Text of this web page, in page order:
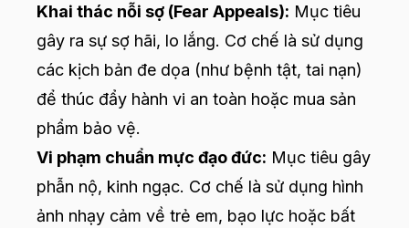
Khai thác nỗi sợ (Fear Appeals): Mục tiêu
gây ra sự sợ hãi, lo lắng. Cơ chế là sử dụng
các kịch bản đe dọa (như bệnh tật, tai nạn)
để thúc đẩy hành vi an toàn hoặc mua sản
phẩm bảo vệ.
Vi phạm chuẩn mực đạo đức: Mục tiêu gây
phẫn nộ, kinh ngạc. Cơ chế là sử dụng hình
ảnh nhạy cảm về trẻ em, bạo lực hoặc bất